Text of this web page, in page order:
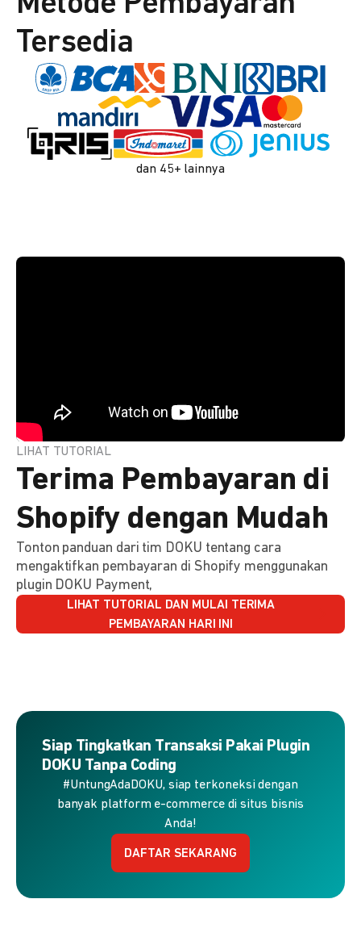
Tersedia
dan 45+ lainnya
LIHAT TUTORIAL
Terima Pembayaran di
Shopify dengan Mudah
Tonton panduan dari tim DOKU tentang cara
mengaktifkan pembayaran di Shopify menggunakan
plugin DOKU Payment,
LIHAT TUTORIAL DAN MULAI TERIMA
PEMBAYARAN HARI INI
Siap Tingkatkan Transaksi Pakai Plugin
DOKU Tanpa Coding
#UntungAdaDOKU, siap terkoneksi dengan
banyak platform e-commerce di situs bisnis
Anda!
DAFTAR SEKARANG